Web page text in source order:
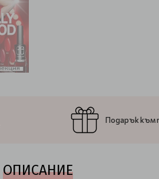
Подарък към
ОПИСАНИЕ